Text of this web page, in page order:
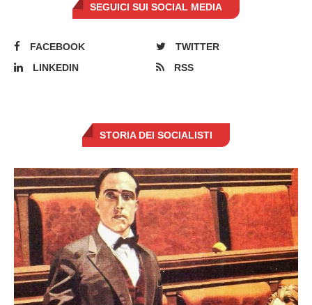
SEGUICI SUI SOCIAL MEDIA
FACEBOOK
TWITTER
LINKEDIN
RSS
STORIA DEI SOCIALISTI